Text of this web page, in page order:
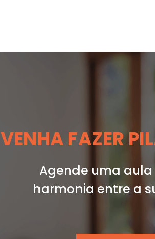
VENHA FAZER
Agende uma
harmonia entre a